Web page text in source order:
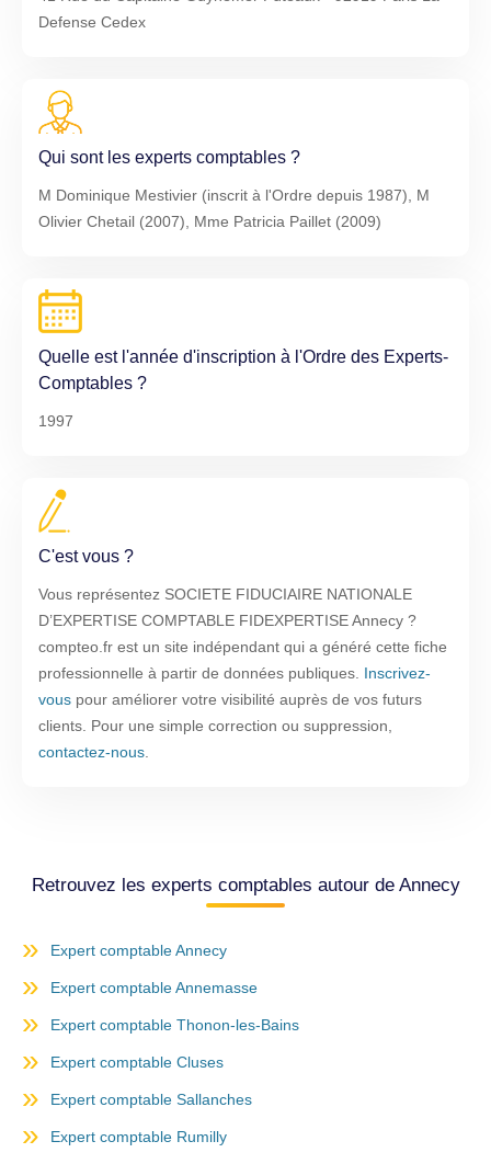
Defense Cedex
Qui sont les experts comptables ?
M Dominique Mestivier (inscrit à l'Ordre depuis 1987), M
Olivier Chetail (2007), Mme Patricia Paillet (2009)
Quelle est l'année d'inscription à l'Ordre des Experts-
Comptables ?
1997
C'est vous ?
Vous représentez SOCIETE FIDUCIAIRE NATIONALE
D’EXPERTISE COMPTABLE FIDEXPERTISE Annecy ?
compteo.fr est un site indépendant qui a généré cette fiche
professionnelle à partir de données publiques. Inscrivez-
vous pour améliorer votre visibilité auprès de vos futurs
clients. Pour une simple correction ou suppression,
contactez-nous
Retrouvez les experts comptables autour de Annecy
Expert comptable Annecy
Expert comptable Annemasse
Expert comptable Thonon-les-Bains
Expert comptable Cluses
Expert comptable Sallanches
Expert comptable Rumilly